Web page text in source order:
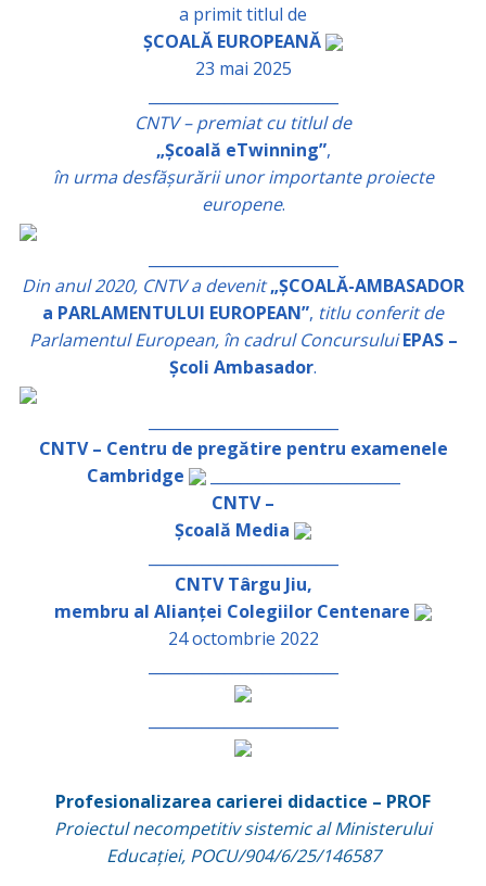
a primit titlul de
ȘCOALĂ EUROPEANĂ
23 mai 2025
CNTV – premiat cu titlul de
„Școală eTwinning”,
în urma desfășurării unor importante proiecte
europene.
Din anul 2020, CNTV a devenit „ȘCOALĂ-AMBASADOR
a PARLAMENTULUI EUROPEAN”, titlu conferit de
Parlamentul European, în cadrul Concursului EPAS –
Școli Ambasador.
CNTV – Centru de pregătire pentru examenele
Cambridge
_________________________
CNTV –
Școală Media
CNTV Târgu Jiu,
membru al Alianței Colegiilor Centenare
24 octombrie 2022
Profesionalizarea carierei didactice – PROF
Proiectul necompetitiv sistemic al Ministerului
Educației, POCU/904/6/25/146587